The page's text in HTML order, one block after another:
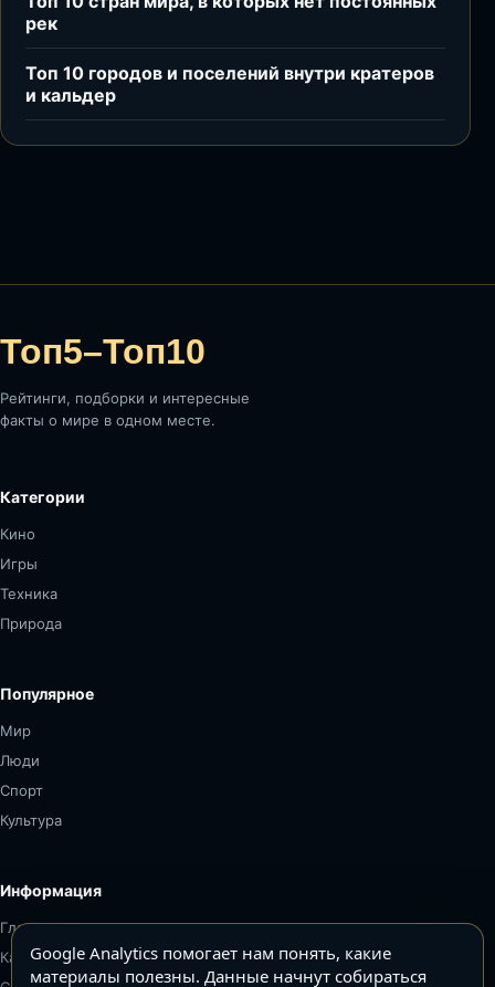
рек
Топ 10 городов и поселений внутри кратеров
и кальдер
Топ5–Топ10
Рейтинги, подборки и интересные
факты о мире в одном месте.
Категории
Кино
Игры
Техника
Природа
Популярное
Мир
Люди
Спорт
Культура
Информация
Главная
Карта сайта
Google Analytics помогает нам понять, какие
материалы полезны. Данные начнут собираться